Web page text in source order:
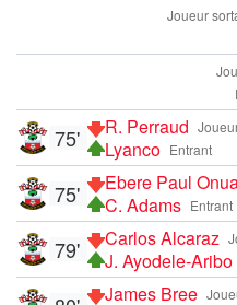
Joueur
R. Perraud
Entrant
Lyanco
75'
Ebere Paul
Entrant
C. Adams
75'
Carlos Alcaraz
J. Ayodele-Aribo
79'
James Bree